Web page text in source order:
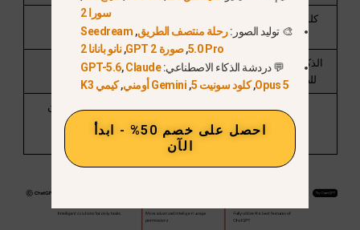
كلود / الجوزاء /
الحيرة
الذكاء الاصطناعي
للصور والفيديو
محدود متقدم
الأفضل لـ مستخدمو أداة واحدة
المستخدمون
المحترفون
سورا 2
🎨 توليد الصور:رحلة منتصف الطريق,
Seedream
5.0 Pro
,صورة GPT 2 ,نانو بانانا 2
💬 دردشة الذكاء الاصطناعي:
GPT-5.6,Claude
Opus 5
,كلود سونيت 5 , Gemini أومني ,كيمي K3
احصل على خصم 50% - ابدأ
الآن